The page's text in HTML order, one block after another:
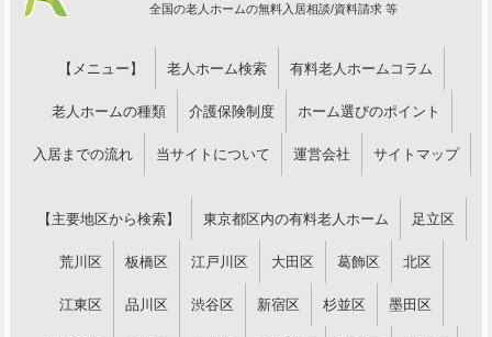
全国の老人ホームの無料入居相談/資料請求 等
【メニュー】 老人ホーム検索 有料老人ホームコラム
老人ホームの種類 介護保険制度 ホーム選びのポイント
入居までの流れ 当サイトについて 運営会社 サイトマップ
【主要地区から検索】 東京都区内の有料老人ホーム 足立区
荒川区 板橋区 江戸川区 大田区 葛飾区 北区
江東区 品川区 渋谷区 新宿区 杉並区 墨田区